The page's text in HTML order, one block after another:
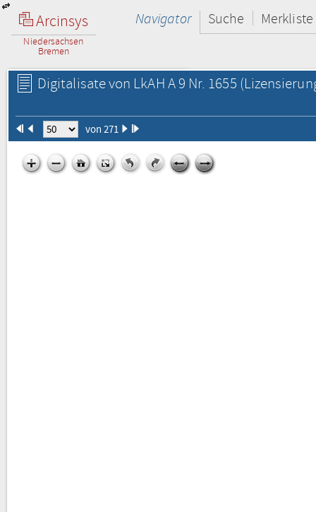
Arcinsys
Niedersachsen
Bremen
Navigator Suche Merkliste
Digitalisate von LkAH A 9 Nr. 1655
von 271